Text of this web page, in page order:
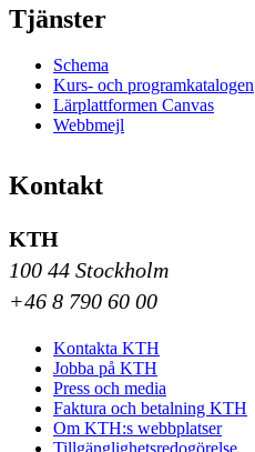
Tjänster
Schema
Kurs- och programkatalogen
Lärplattformen Canvas
Webbmejl
Kontakt
KTH
100 44 Stockholm
+46 8 790 60 00
Kontakta KTH
Jobba på KTH
Press och media
Faktura och betalning KTH
Om KTH:s webbplatser